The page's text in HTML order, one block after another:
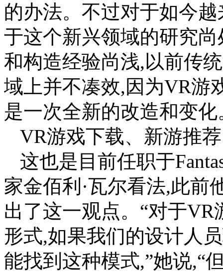
的办法。不过对于如今
于这个新兴领域的研究
和构造经验尚浅,以前传
域上并不凑效,因为VR游
是一次全新的改造和变
VR游戏下载、新游推
这也是目前任职于
家金佰利·瓦尔看法,此前
出了这一观点。“对于
形式,如果我们的设计人
能找到这种模式,”她说,“